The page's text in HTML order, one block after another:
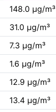
148.0 µg/m³
31.0 µg/m³
7.3 µg/m³
1.6 µg/m³
12.9 µg/m³
13.4 µg/m³